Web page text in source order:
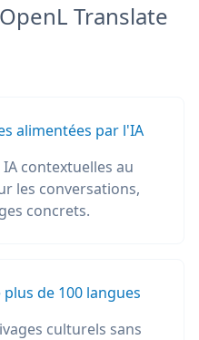
Translate
alimentées par l'IA
contextuelles au
les conversations,
concrets.
de 100 langues
culturels sans